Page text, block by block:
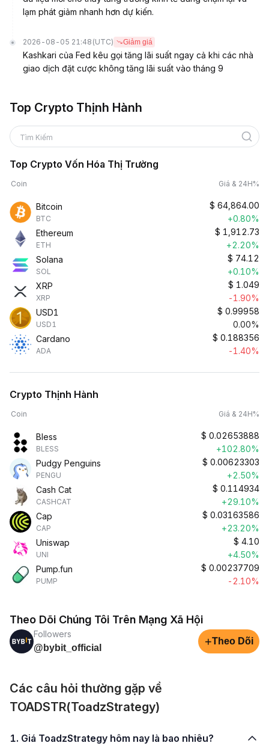
lạm phát giảm nhanh hơn dự kiến.
2026-08-05 21:48 (UTC) Giảm giá
Kashkari của Fed kêu gọi tăng lãi suất ngay cả khi các nhà
giao dịch đặt cược không tăng lãi suất vào tháng 9
Top Crypto Thịnh Hành
Tìm Kiếm
Top Crypto Vốn Hóa Thị Trường
Coin Giá & 24H%
Bitcoin
BTC
$ 64,864.00
+0.80%
Ethereum
ETH
$ 1,912.73
+2.20%
Solana
SOL
$ 74.12
+0.10%
XRP
XRP
$ 1.049
-1.90%
USD1
USD1
$ 0.99958
0.00%
Cardano
ADA
$ 0.188356
-1.40%
Crypto Thịnh Hành
Coin Giá & 24H%
Bless
BLESS
$ 0.02653888
+102.80%
Pudgy Penguins
PENGU
$ 0.00623303
+2.50%
Cash Cat
CASHCAT
$ 0.114934
+29.10%
Cap
CAP
$ 0.03163586
+23.20%
Uniswap
UNI
$ 4.10
+4.50%
Pump.fun
PUMP
$ 0.00237709
-2.10%
Theo Dõi Chúng Tôi Trên Mạng Xã Hội
Followers
@bybit_official
+Theo Dõi
Các câu hỏi thường gặp về
TOADSTR(ToadzStrategy)
1. Giá ToadzStrategy hôm nay là bao nhiêu?